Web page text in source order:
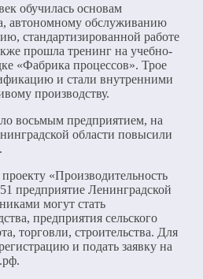
обучилась основам
автономному обслуживанию
стандартизированной работе
прошла тренинг на учебно-
«Фабрика процессов». Трое
и стали внутренними
производству.
восьмым предприятием, на
области повысили
«Производительность
предприятие Ленинградской
могут стать
предприятия сельского
торговли, строительства. Для
и подать заявку на